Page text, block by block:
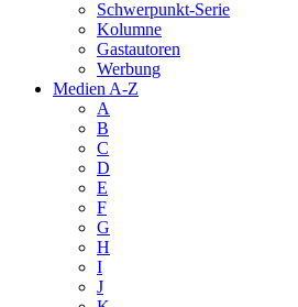
Schwerpunkt-Serie
Kolumne
Gastautoren
Werbung
Medien A-Z
A
B
C
D
E
F
G
H
I
J